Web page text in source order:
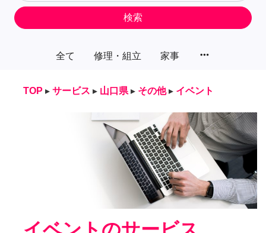
全て 修理・組立 家事 more_horiz
検索
TOP ▸ サービス ▸ 山口県 ▸ その他 ▸ イベント